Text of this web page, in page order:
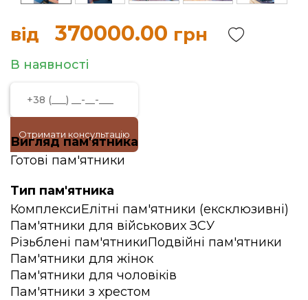
від 370000.00 грн
В наявності
Отримати консультацію
Вигляд пам'ятника
Готові пам'ятники
Тип пам'ятника
КомплексиЕлітні пам'ятники (ексклюзивні)
Пам'ятники для військових ЗСУ
Різьблені пам'ятникиПодвійні пам'ятники
Пам'ятники для жінок
Пам'ятники для чоловіків
Пам'ятники з хрестом